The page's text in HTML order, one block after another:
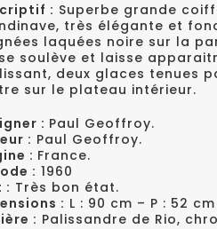
: Superbe grande
très élégante et
laquées noire sur la
soulève et laisse
deux glaces tenues
sur le plateau intérieur.
: Paul Geoffroy.
: Paul Geoffroy.
: France.
: 1960
: Très bon état.
: L : 90 cm – P : 52
: Palissandre de Rio,